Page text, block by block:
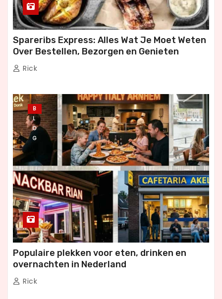
Spareribs Express: Alles Wat Je Moet Weten
Over Bestellen, Bezorgen en Genieten
Rick
B
L
O
G
Populaire plekken voor eten, drinken en
overnachten in Nederland
Rick